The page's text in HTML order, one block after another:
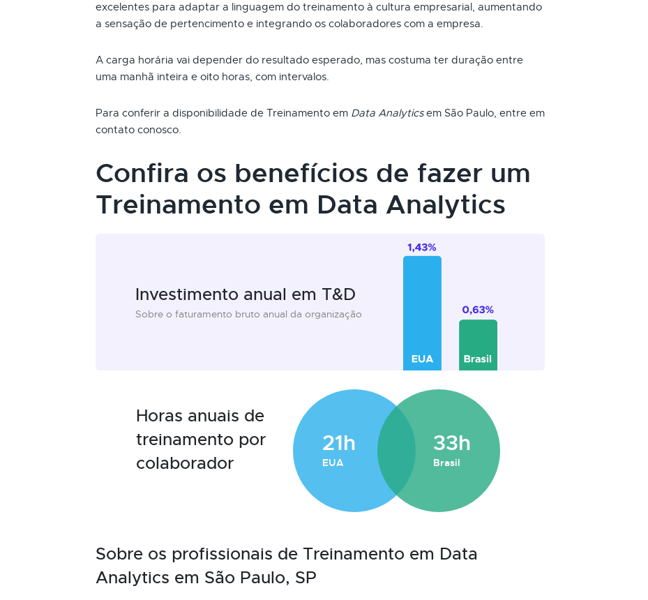
excelentes para adaptar a linguagem do treinamento à cultura empresarial, aumentando
a sensação de pertencimento e integrando os colaboradores com a empresa.
A carga horária vai depender do resultado esperado, mas costuma ter duração entre
uma manhã inteira e oito horas, com intervalos.
Para conferir a disponibilidade de Treinamento em Data Analyticsem São Paulo, entre em
contato conosco.
Confira os benefícios de fazer um
Treinamento em Data Analytics
Investimento anual em T&D
Sobre o faturamento bruto anual da organização
Horas anuais de
treinamento por
colaborador
21h
EUA
33h
Brasil
Sobre os profissionais de Treinamento em Data
Analytics em São Paulo, SP